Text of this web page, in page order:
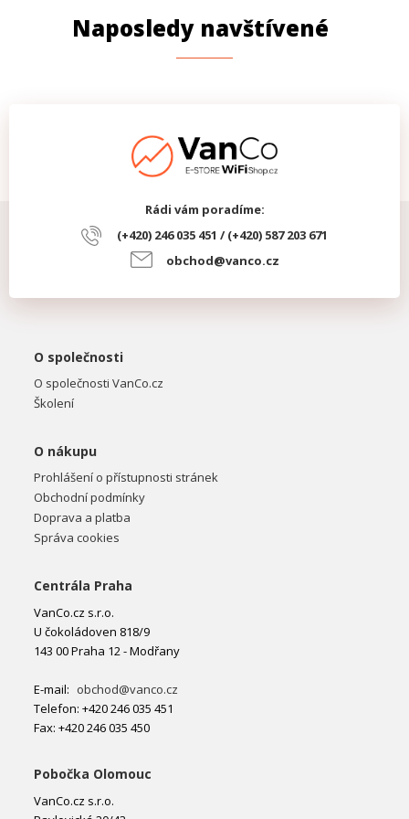
Naposledy navštívené
Rádi vám poradíme:
(+420) 246 035 451 / (+420) 587 203 671
obchod@vanco.cz
O společnosti
O společnosti VanCo.cz
Školení
O nákupu
Prohlášení o přístupnosti stránek
Obchodní podmínky
Doprava a platba
Správa cookies
Centrála Praha
VanCo.cz s.r.o.
U čokoládoven 818/9
143 00 Praha 12 - Modřany
E-mail: obchod@vanco.cz
Telefon: +420 246 035 451
Fax: +420 246 035 450
Pobočka Olomouc
VanCo.cz s.r.o.